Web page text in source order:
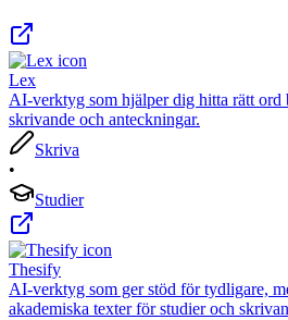
Lex
AI-verktyg som hjälper dig hitta rätt ord
skrivande och anteckningar.
Skriva
•
Studier
Thesify
AI-verktyg som ger stöd för tydligare,
akademiska texter för studier och